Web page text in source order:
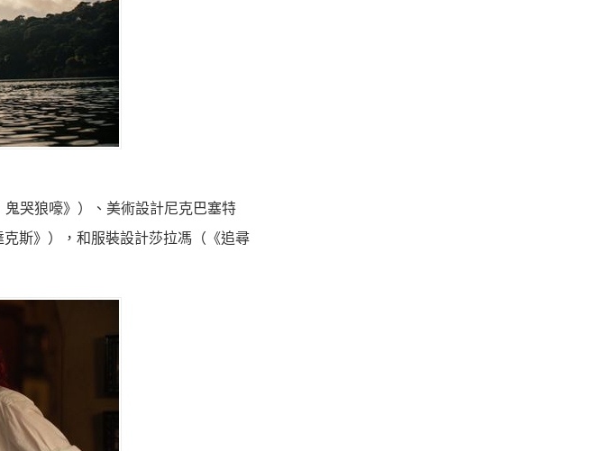
鬼哭狼嚎》）、美術設計尼克巴塞特
克斯》），和服裝設計莎拉馮（《追尋